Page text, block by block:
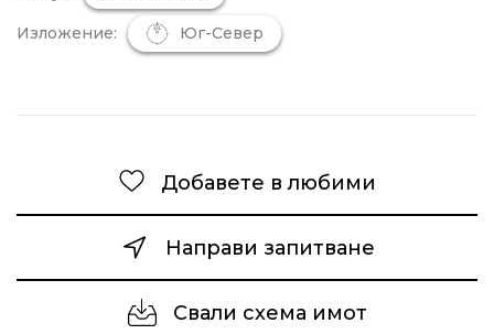
Изложение: Юг-Север
Добавете в любими
Направи запитване
Свали схема имот